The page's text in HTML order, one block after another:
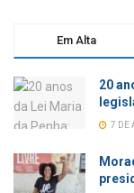
Em Alta
20
7 DE